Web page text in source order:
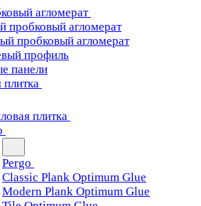
агломерат
пробковый агломерат
пробковый агломерат
профиль
панели
плитка
Pergo
Classic Plank Optimum Glue
Modern Plank Optimum Glue